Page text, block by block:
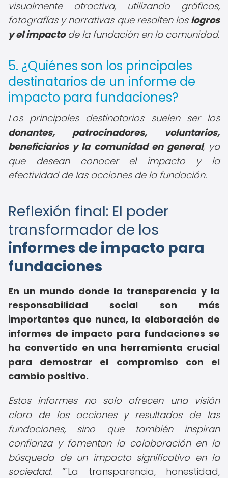
visualmente atractiva, utilizando gráficos,
fotografías y narrativas que resalten los logros
y el impactode la fundación en la comunidad.
5. ¿Quiénes son los principales
destinatarios de un informe de
impacto para fundaciones?
Los principales destinatarios suelen ser los
donantes, patrocinadores, voluntarios,
beneficiarios y la comunidad en general, ya
que desean conocer el impacto y la
efectividad de las acciones de la fundación.
Reflexión final: El poder
transformador de los
informes de impacto para
fundaciones
En un mundo donde la transparencia y la
responsabilidad social son más
importantes que nunca, la elaboración de
informes de impacto para fundaciones se
ha convertido en una herramienta crucial
para demostrar el compromiso con el
cambio positivo.
Estos informes no solo ofrecen una visión
clara de las acciones y resultados de las
fundaciones, sino que también inspiran
confianza y fomentan la colaboración en la
búsqueda de un impacto significativo en la
sociedad.
"La transparencia, honestidad,